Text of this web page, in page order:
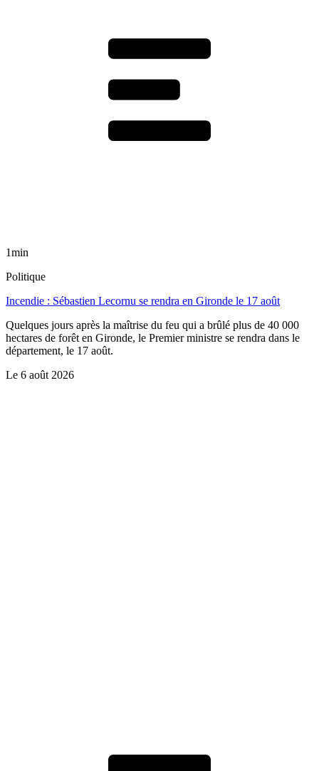
1min
Politique
Incendie : Sébastien Lecornu se rendra en Gironde le 17 août
Quelques jours après la maîtrise du feu qui a brûlé plus de 40 000
hectares de forêt en Gironde, le Premier ministre se rendra dans le
département, le 17 août.
Le 6 août 2026